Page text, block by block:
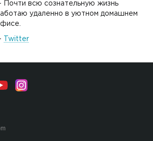
Почти всю сознательную жизнь
удаленно в уютном домашнем
Twitter